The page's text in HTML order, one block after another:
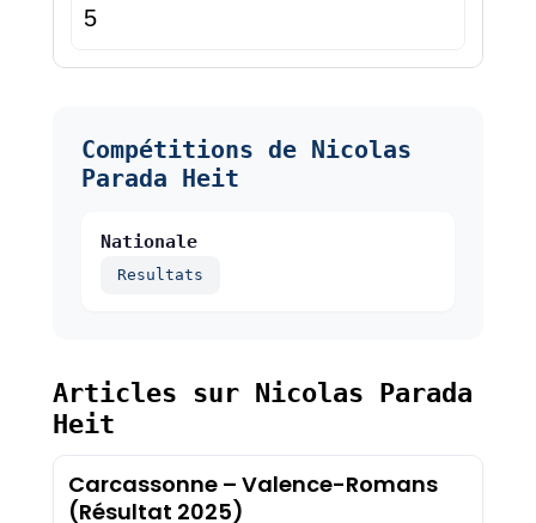
5
Compétitions de Nicolas
Parada Heit
Nationale
Resultats
Articles sur Nicolas Parada
Heit
Carcassonne – Valence-Romans
(Résultat 2025)